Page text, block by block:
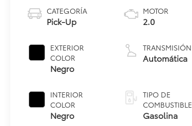
CATEGORÍA
Pick-Up
EXTERIOR
COLOR
Negro
INTERIOR
COLOR
Negro
MOTOR
2.0
TRANSMISIÓN
Automática
TIPO DE
COMBUSTIBLE
Gasolina